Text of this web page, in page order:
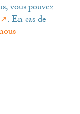
vous pouvez
. En cas de